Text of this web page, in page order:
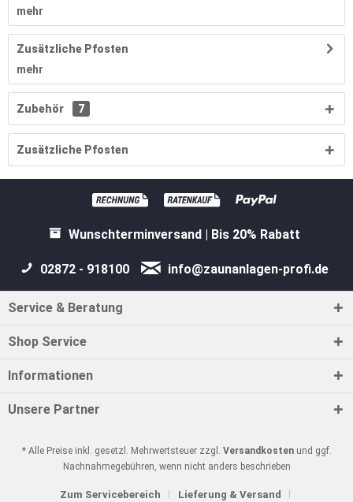
mehr
Zusätzliche Pfosten
mehr
Zubehör 7
Zusätzliche Pfosten
Wunschterminversand | Bis 20% Rabatt
02872 - 918100 info@zaunanlagen-profi.de
Service & Beratung
Shop Service
Informationen
Unsere Partner
* Alle Preise inkl. gesetzl. Mehrwertsteuer zzgl. Versandkostenund ggf.
Nachnahmegebühren, wenn nicht anders beschrieben
Zum Servicebereich Lieferung & Versand